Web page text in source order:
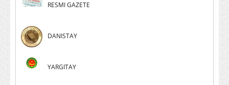
RESMI GAZETE
DANISTAY
YARGITAY